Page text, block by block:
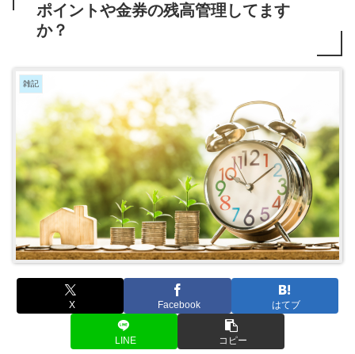
ポイントや金券の残高管理してます
か？
雑記
X Facebook はてブ
LINE コピー